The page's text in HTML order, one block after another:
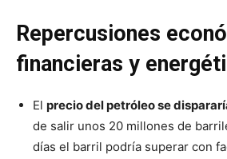
Repercusiones
financieras y
El precio del petróleo se
de salir unos 20 millones de
días el barril podría superar con